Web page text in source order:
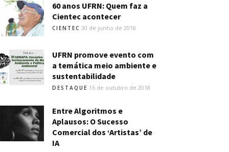
60 anos UFRN: Quem faz a
Cientec acontecer
CIENTEC 30 de junho de 2018
UFRN promove evento com
a temática meio ambiente e
sustentabilidade
DESTAQUE 16 de outubro de 2018
Entre Algoritmos e
Aplausos: O Sucesso
Comercial dos ‘Artistas’ de
IA